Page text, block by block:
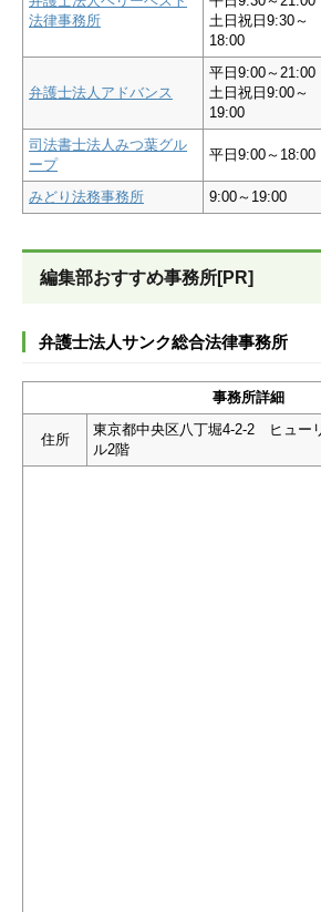
法律事務所
土日祝日9:30～
18:00
弁護士法人アドバンス
平日9:00～21:00
土日祝日9:00～
19:00
司法書士法人みつ葉グル
ープ
平日9:00～18:00
みどり法務事務所 9:00～19:00
編集部おすすめ事務所[PR]
弁護士法人サンク総合法律事務所
事務所詳細
住所
東京都中央区八丁堀4-2-2 ヒュー
ル2階